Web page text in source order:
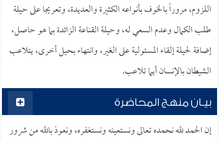
اللزوم، مروراً بالخوف بأنواعه الكثيرة والعديدة، وتعريجا على حيلة
طلب الكمال وعدم السعي له، وحيلة القناعة الزائدة بما هو حاصل،
إضافة لحيلة إلقاء المسئولية على الغير، وانتهاء بحيل أخرى، يتلاعب
الشيطان بالإنسان أيما تلاعب.
بيـان منهج المحاضرة
إن الحمد لله نحمده تعالى ونستعينه ونستغفره، ونعوذ بالله من شرور